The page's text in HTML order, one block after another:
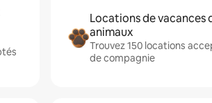
Locations de vacances
animaux
Trouvez 150 locations
de compagnie